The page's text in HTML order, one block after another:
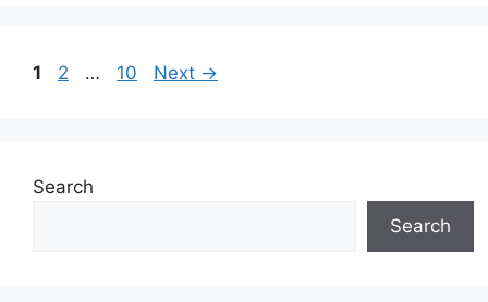
Page
1 Page
2 … Page
10 Next →
Search
Search